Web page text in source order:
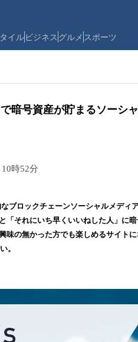
イルビジネス グルメ スポーツ
暗号資産が貯まるソーシ
時52分
ブロックチェーンソーシャルメディ
「それにいち早くいいねした人」に
味の無かった方でも楽しめるサイト
。